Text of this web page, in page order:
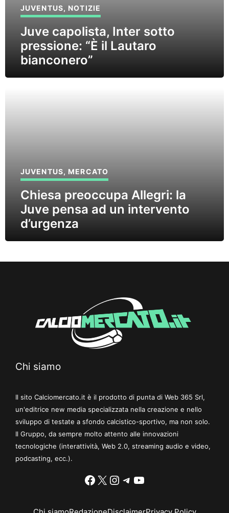
JUVENTUS, NOTIZIE
Juve capolista, Inter sotto
pressione: “È il Lautaro
bianconero”
JUVENTUS, MERCATO
Chiesa preoccupa Allegri: la
Juve pensa ad un intervento
d’urgenza
Chi siamo
Il sito Calciomercato.it è il prodotto di punta di Web 365 Srl,
un'editrice new media specializzata nella creazione e nello
sviluppo di testate a sfondo calcistico-sportivo, ma non solo.
Il Gruppo, da sempre molto attento alle innovazioni
tecnologiche (interattività, Web 2.0, streaming audio e video,
podcasting, ecc.).
Facebook
X Instagram
Telegram
YouTube